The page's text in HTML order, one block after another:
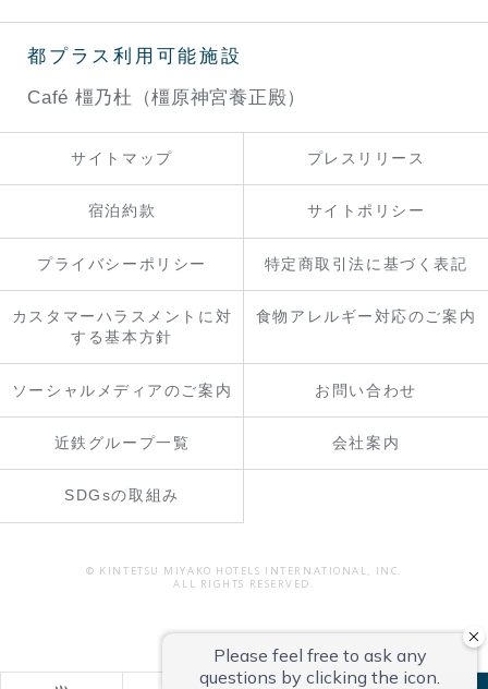
都プラス利用可能施設
Café 橿乃杜（橿原神宮養正殿）
サイトマップ プレスリリース
宿泊約款 サイトポリシー
プライバシーポリシー 特定商取引法に基づく表記
カスタマーハラスメントに対
する基本方針
食物アレルギー対応のご案内
ソーシャルメディアのご案内 お問い合わせ
近鉄グループ一覧 会社案内
SDGsの取組み
© KINTETSU MIYAKO HOTELS INTERNATIONAL, INC.
ALL RIGHTS RESERVED.